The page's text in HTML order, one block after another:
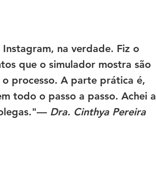
na verdade. Fiz o
que o simulador mostra são
processo. A parte prática é,
todo o passo a passo. Achei a
— Dra. Cinthya Pereira